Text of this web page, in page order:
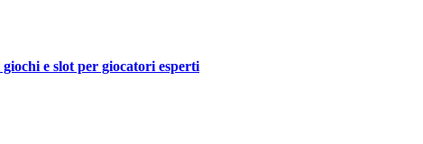
e slot per giocatori esperti